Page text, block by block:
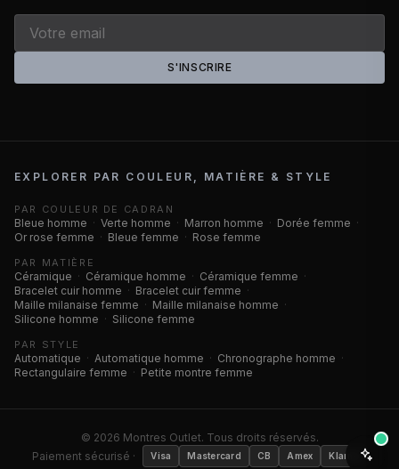
S'INSCRIRE
EXPLORER PAR COULEUR, MATIÈRE & STYLE
PAR COULEUR DE CADRAN
Bleue homme · Verte homme · Marron homme · Dorée femme ·
Or rose femme · Bleue femme · Rose femme
PAR MATIÈRE
Céramique · Céramique homme · Céramique femme ·
Bracelet cuir homme · Bracelet cuir femme ·
Maille milanaise femme · Maille milanaise homme ·
Silicone homme · Silicone femme
PAR STYLE
Automatique · Automatique homme · Chronographe homme ·
Rectangulaire femme · Petite montre femme
© 2026 Montres Outlet. Tous droits réservés.
Paiement sécurisé ·
Visa Mastercard CB Amex Klarna